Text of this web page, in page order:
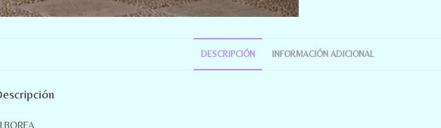
DESCRIPCIÓN INFORMACIÓN ADICIONAL